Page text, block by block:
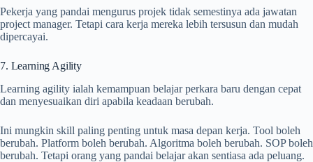
Pekerja yang pandai mengurus projek tidak semestinya ada jawatan
project manager. Tetapi cara kerja mereka lebih tersusun dan mudah
dipercayai.
7. Learning Agility
Learning agility ialah kemampuan belajar perkara baru dengan cepat
dan menyesuaikan diri apabila keadaan berubah.
Ini mungkin skill paling penting untuk masa depan kerja. Tool boleh
berubah. Platform boleh berubah. Algoritma boleh berubah. SOP boleh
berubah. Tetapi orang yang pandai belajar akan sentiasa ada peluang.